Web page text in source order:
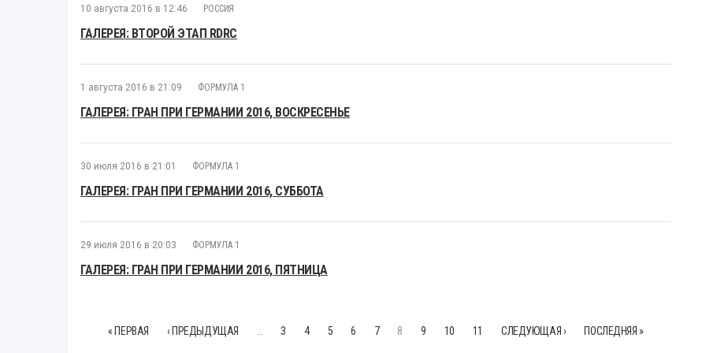
10 августа 2016 в 12:46 РОССИЯ
ГАЛЕРЕЯ: ВТОРОЙ ЭТАП RDRC
1 августа 2016 в 21:09 ФОРМУЛА 1
ГАЛЕРЕЯ: ГРАН ПРИ ГЕРМАНИИ 2016, ВОСКРЕСЕНЬЕ
30 июля 2016 в 21:01 ФОРМУЛА 1
ГАЛЕРЕЯ: ГРАН ПРИ ГЕРМАНИИ 2016, СУББОТА
29 июля 2016 в 20:03 ФОРМУЛА 1
ГАЛЕРЕЯ: ГРАН ПРИ ГЕРМАНИИ 2016, ПЯТНИЦА
« ПЕРВАЯ ‹ ПРЕДЫДУЩАЯ 3 4 5 6 7 8 9 10 11 СЛЕДУЮЩАЯ › ПОСЛЕДНЯЯ »